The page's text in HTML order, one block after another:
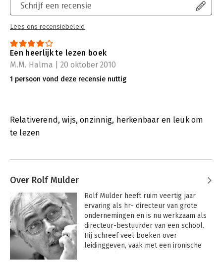
Schrijf een recensie
Lees ons recensiebeleid
Een heerlijk te lezen boek
M.M. Halma | 20 oktober 2010
1 persoon vond deze recensie nuttig
Relativerend, wijs, onzinnig, herkenbaar en leuk om
te lezen
Over Rolf Mulder
Rolf Mulder heeft ruim veertig jaar
ervaring als hr- directeur van grote
ondernemingen en is nu werkzaam als
directeur-bestuurder van een school.
Hij schreef veel boeken over
leidinggeven, vaak met een ironische